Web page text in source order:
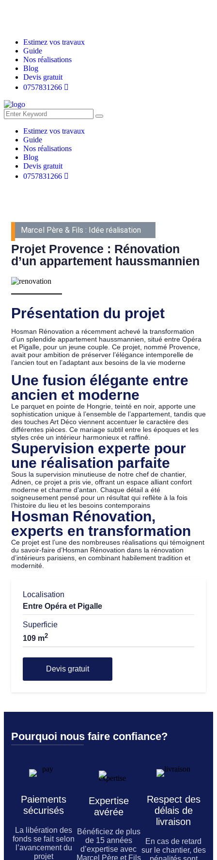
Estimez vos travaux
Guide
Nos réalisations
Blog
Devis gratuit
0757831266
Estimez vos travaux
Guide
Nos réalisations
Blog
Devis gratuit
0757831266
Marcel Père & Fils : Idée réalisation
Projet Provence : Rénovation
d’un appartement haussmannien
Présentation du projet
Hosman Rénovation a récemment achevé la transformation
d’un splendide appartement haussmannien, situé entre Opéra
et Pigalle, pour un jeune couple. Ce projet, nommé Provence,
avait pour ambition de préserver l’élégance intemporelle de
l’ancien tout en l’adaptant aux besoins de la vie moderne
Une fusion élégante entre
ancien et moderne
Le parquet en pointe de Hongrie, teinté en noir, apporte une
sophistication unique à l’ensemble de l’appartement, tandis que
des touches Art Déco viennent accentuer le caractère des
différentes pièces. Ce mariage subtil entre les époques et les
styles crée un intérieur harmonieux et raffiné.
Supervision experte pour
une réalisation parfaite
Sous la supervision minutieuse de notre chef de chantier,
Adnen, ce projet a pris vie, offrant un espace alliant confort
moderne et charme d’antan. Chaque détail a été
soigneusement pensé pour un résultat qui reflète à la fois
l’histoire du lieu et les besoins contemporains
Hosman Rénovation,
experts en transformation
Ce projet est l’une des nombreuses réalisations qui témoignent
du savoir-faire d’Hosman Rénovation dans la rénovation
d’intérieurs parisiens, en combinant habilement tradition et
modernité.
Localisation
Entre Opéra et Pigalle
Superficie
109 m2
Devis gratuit
Pourquoi nous faire confiance?
Paiements
sécurisés
La libération des
fonds se fait selon
l’avancement du
projet
Expertise
avérée
Bénéficiez de plus
de 15 années
d’expertise avec
Marcel Père et Fils
Respect des
délais de
livraison
En cas de retard
sur le chantier, des